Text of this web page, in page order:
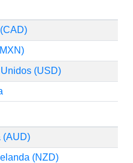
(USD)
(AUD)
(NZD)